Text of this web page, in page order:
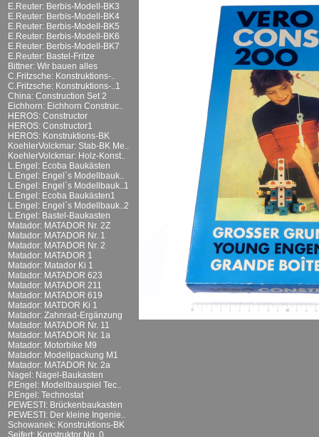
E.Reuter: Berbis-Modell-BK3
E.Reuter: Berbis-Modell-BK4
E.Reuter: Berbis-Modell-BK5
E.Reuter: Berbis-Modell-BK6
E.Reuter: Berbis-Modell-BK7
E.Reuter: Bastel-Fritze
Bittner: Wir bauen alles
C.Fritzsche: Konstruktions-..
C.Fritzsche: Konstruktions-..1
China: Construction Set 2
Eichhorn: Eichhorn Construc..
HEROS: Constructor
HEROS: Constructor1
HEROS: Konstruktions-BK
KoehlerVolckmar: Stab-BK Me..
KoehlerVolckmar: Holz-Konst..
L.Engel: Ecoba Baukästen
L.Engel: Engel`s Modellbauk..
L.Engel: Engel`s Modellbauk..1
L.Engel: Ecoba Baukästen1
L.Engel: Engel`s Modellbauk..2
L.Engel: Bastel-Baukasten
Matador: MATADOR Nr. 2Z
Matador: MATADOR Nr. 1
Matador: MATADOR Nr. 2
Matador: MATADOR 1
Matador: Matador Ki 1
Matador: MATADOR 623
Matador: MATADOR 211
Matador: MATADOR 619
Matador: MATDOR Ki 1
Matador: Zahnrad-Ergänzung
Matador: MATADOR Nr. 11
Matador: MATADOR Nr. 1a
Matador: Motorbike M9
Matador: Modellpackung M1
Matador: MATADOR Nr. 2a
Nagel: Nagel-Baukasten
P.Engel: Modellbauspiel Tec..
P.Engel: Technostat
PEWESTI: Brückenbaukasten
PEWESTI: Der kleine Ingenie..
Schowanek: Konstruktions-BK
Seifert: Konstruktor No. 0